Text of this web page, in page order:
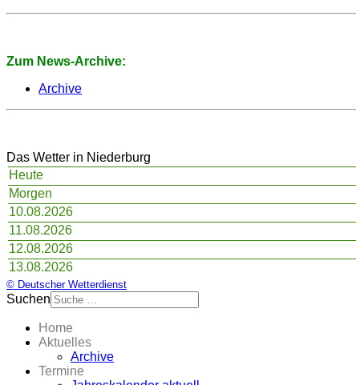
Zum News-Archive:
Archive
Das Wetter in Niederburg
Heute
Morgen
10.08.2026
11.08.2026
12.08.2026
13.08.2026
© Deutscher Wetterdienst
Suchen
Home
Aktuelles
Archive
Termine